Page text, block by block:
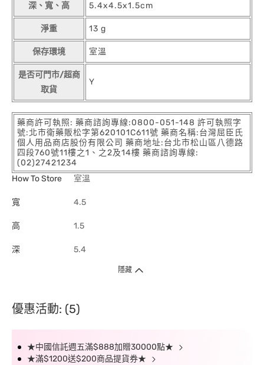
深、寬、高 5.4x4.5x1.5cm
淨重 13 g
保存環境 室溫
是否可門市/超商
取貨
Y
藥商許可執照: 藥商諮詢專線:0800-051-148 許可執照字
號:北市衛藥販松字第620101C611號 藥商名稱:台灣屈臣氏
個人用品商店股份有限公司 藥商地址:台北市松山區八德路
四段760號11樓之1、之2及14樓 藥商諮詢專線:
(02)27421234
How To Store
室溫
寬 4.5
高 1.5
深 5.4
隱藏
優惠活動: (5)
★中國信託週五滿$888加贈30000點★
★滿$1200送$200商品提貨券★